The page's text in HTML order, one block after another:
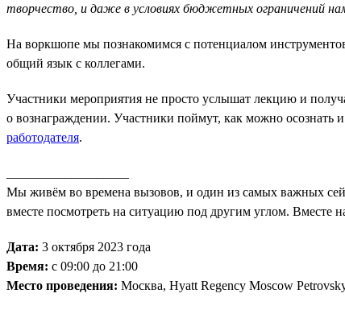
творчество, и даже в условиях бюджетных ограничений
На воркшопе мы познакомимся с потенциалом
общий язык с коллегами.
Участники мероприятия не просто услышат лекцию и
о вознаграждении. Участники поймут, как можно осознать
работодателя.
Мы живём во времена вызовов, и один из самых важных
вместе посмотреть на ситуацию под другим углом.
Дата: 3 октября 2023 года
Время: с 09:00 до 21:00
Место проведения: Москва, Hyatt Regency Moscow